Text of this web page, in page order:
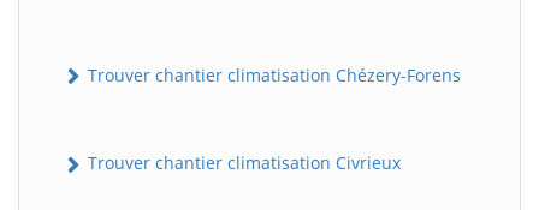
Trouver chantier climatisation Chézery-Forens
Trouver chantier climatisation Civrieux